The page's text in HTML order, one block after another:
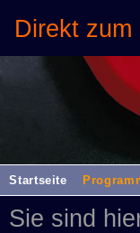
Direkt zum
Startseite
Sie sind